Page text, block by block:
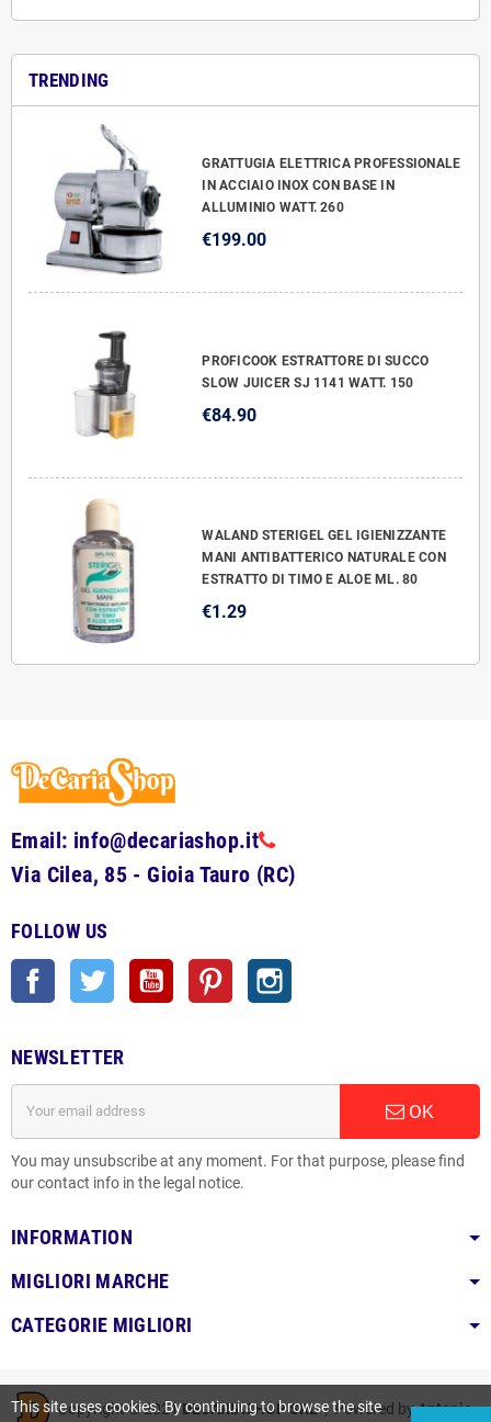
TRENDING
GRATTUGIA ELETTRICA PROFESSIONALE
IN ACCIAIO INOX CON BASE IN
ALLUMINIO WATT. 260
€199.00
PROFICOOK ESTRATTORE DI SUCCO
SLOW JUICER SJ 1141 WATT. 150
€84.90
WALAND STERIGEL GEL IGIENIZZANTE
MANI ANTIBATTERICO NATURALE CON
ESTRATTO DI TIMO E ALOE ML. 80
€1.29
Email: info@decariashop.it
Via Cilea, 85 - Gioia Tauro (RC)
FOLLOW US
Facebook Twitter YouTube Pinterest
NEWSLETTER
OK
You may unsubscribe at any moment. For that purpose, please find
our contact info in the legal notice.
INFORMATION
MIGLIORI MARCHE
CATEGORIE MIGLIORI
Copyright © 2021DECARIASHOP SRL| Powered byAntonio
This site uses cookies. By continuing to browse the site